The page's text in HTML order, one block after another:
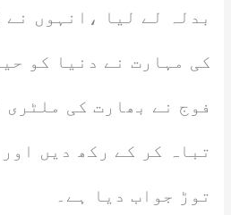
بدلہ لے لیا ،انہوں
کی مہارت نے دنیا کو
فوج نے بھارت کی ملٹری
تباہ کر کے رکھ دیں
توڑ جواب دیا ہے۔